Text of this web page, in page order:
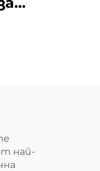
най-